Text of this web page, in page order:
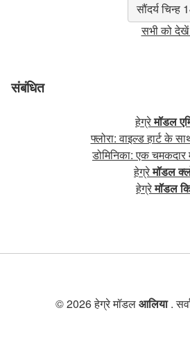
सौंदर्य चिन्ह
सभी को
संबंधित
हेग्रेमॉडल
फ्लोरा: वाइल्ड हार्ट के
डोमिनिका: एक
हेग्रेमॉडल
हेग्रेमॉडल
© 2026 हेग्रे मॉडलआलिया.